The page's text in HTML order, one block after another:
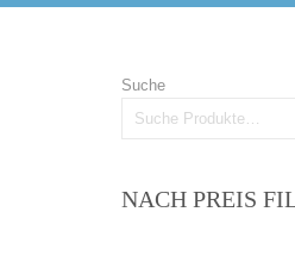
Suche
NACH PREIS